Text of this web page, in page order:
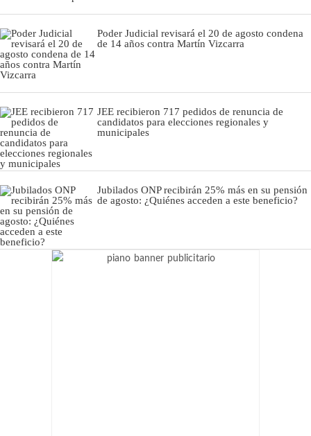
Poder Judicial revisará el 20 de agosto condena
de 14 años contra Martín Vizcarra
JEE recibieron 717 pedidos de renuncia de
candidatos para elecciones regionales y
municipales
Jubilados ONP recibirán 25% más en su pensión
de agosto: ¿Quiénes acceden a este beneficio?